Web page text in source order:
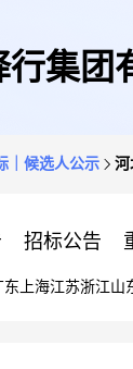
集团
｜候选人公示 河
招标公告
东 上海江苏浙江山